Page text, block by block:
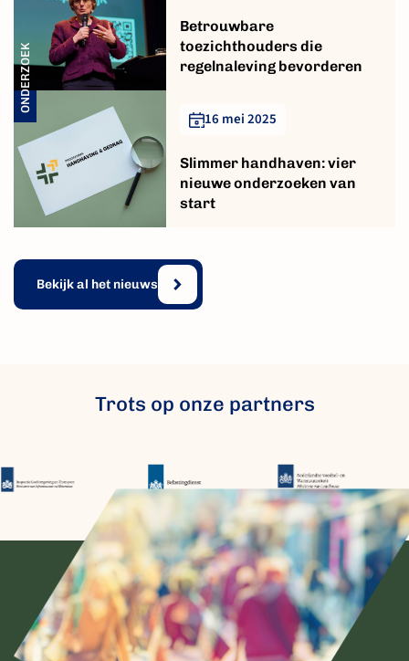
Betrouwbare
toezichthouders die
regelnaleving bevorderen
ONDERZOEK
16 mei 2025
Slimmer handhaven: vier
nieuwe onderzoeken van
start
Bekijk al het nieuws
Trots op onze partners